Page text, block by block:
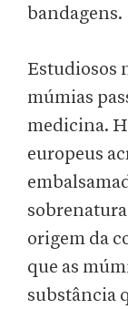
bandagens.
Estudiosos
múmias
medicina.
europeus
origem da
que as
substância